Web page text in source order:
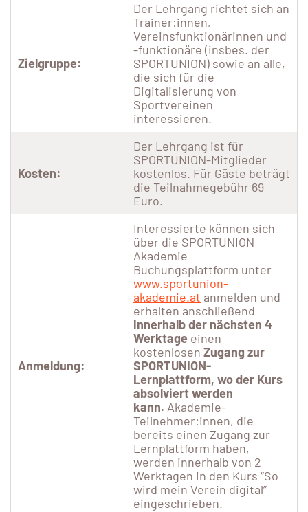
Zielgruppe:
Der Lehrgang richtet sich an
Trainer:innen,
Vereinsfunktionärinnen und
-funktionäre (insbes. der
SPORTUNION) sowie an alle,
die sich für die
Digitalisierung von
Sportvereinen
interessieren.
Kosten:
Der Lehrgang ist für
SPORTUNION-Mitglieder
kostenlos. Für Gäste beträgt
die Teilnahmegebühr 69
Euro.
Anmeldung:
Interessierte können sich
über die SPORTUNION
Akademie
Buchungsplattform unter
www.sportunion-
akademie.at anmelden und
erhalten anschließend
innerhalb der nächsten 4
Werktage einen
kostenlosen Zugang zur
SPORTUNION-
Lernplattform, wo der Kurs
absolviert werden
kann. Akademie-
Teilnehmer:innen, die
bereits einen Zugang zur
Lernplattform haben,
werden innerhalb von 2
Werktagen in den Kurs “So
wird mein Verein digital”
eingeschrieben.